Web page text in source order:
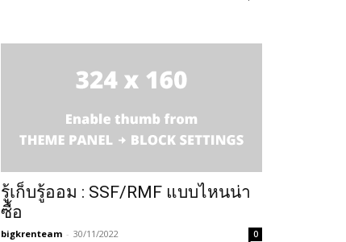
รู้เก็บรู้ออม : SSF/RMF แบบไหนน่า
ซื้อ
bigkrenteam - 30/11/2022 0